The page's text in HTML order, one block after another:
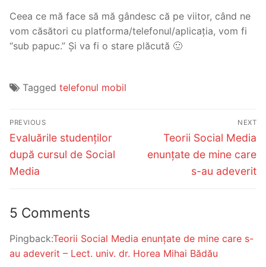
Ceea ce mă face să mă gândesc că pe viitor, când ne
vom căsători cu platforma/telefonul/aplicația, vom fi
“sub papuc.” Și va fi o stare plăcută 🙂
Tagged telefonul mobil
Post
navigation
PREVIOUS
Previous
post:
Evaluările studenților
după cursul de Social
Media
NEXT
Next
post:
Teorii Social Media
enunțate de mine care
s-au adeverit
5 Comments
Pingback:Teorii Social Media enunțate de mine care s-
au adeverit – Lect. univ. dr. Horea Mihai Bădău